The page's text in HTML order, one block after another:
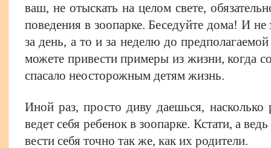
ваш, не отыскать на целом свете,
поведения в зоопарке. Беседуйте дома! И
за день, а то и за неделю до
можете привести примеры из жизни, когда
спасало неосторожным детям жизнь.
Иной раз, просто диву даешься, насколько
ведет себя ребенок в зоопарке. Кстати, а
вести себя точно так же, как их родители.